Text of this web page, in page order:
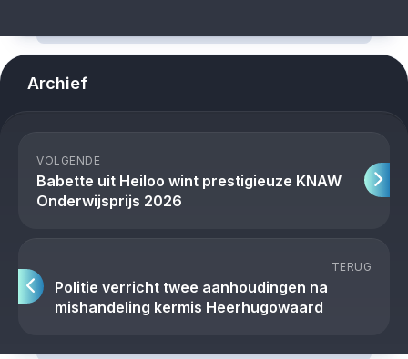
Archief
VOLGENDE
Babette uit Heiloo wint prestigieuze KNAW
Onderwijsprijs 2026
TERUG
Politie verricht twee aanhoudingen na
mishandeling kermis Heerhugowaard